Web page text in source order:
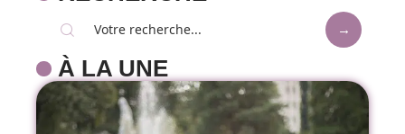
À LA UNE